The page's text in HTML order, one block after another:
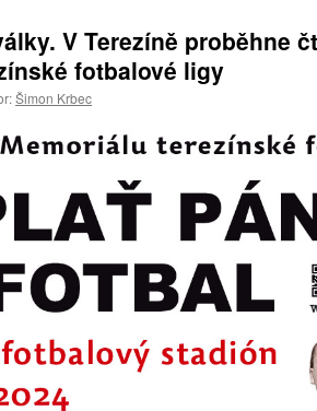
V Terezíně proběhne
fotbalové ligy
Šimon Krbec